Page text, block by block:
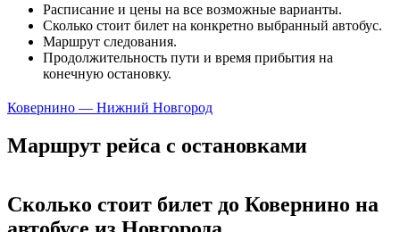
Расписание и цены на все возможные варианты.
Сколько стоит билет на конкретно выбранный автобус.
Маршрут следования.
Продолжительность пути и время прибытия на
конечную остановку.
Ковернино — Нижний Новгород
Маршрут рейса с остановками
Сколько стоит билет до Ковернино на